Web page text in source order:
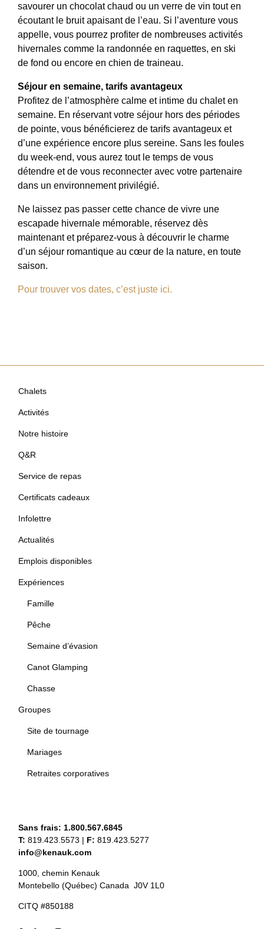
savourer un chocolat chaud ou un verre de vin tout en
écoutant le bruit apaisant de l’eau. Si l’aventure vous
appelle, vous pourrez profiter de nombreuses activités
hivernales comme la randonnée en raquettes, en ski
de fond ou encore en chien de traineau.
Séjour en semaine, tarifs avantageux
Profitez de l’atmosphère calme et intime du chalet en
semaine. En réservant votre séjour hors des périodes
de pointe, vous bénéficierez de tarifs avantageux et
d’une expérience encore plus sereine. Sans les foules
du week-end, vous aurez tout le temps de vous
détendre et de vous reconnecter avec votre partenaire
dans un environnement privilégié.
Ne laissez pas passer cette chance de vivre une
escapade hivernale mémorable, réservez dès
maintenant et préparez-vous à découvrir le charme
d’un séjour romantique au cœur de la nature, en toute
saison.
Pour trouver vos dates, c’est juste ici.
Chalets
Activités
Notre histoire
Q&R
Service de repas
Certificats cadeaux
Infolettre
Actualités
Emplois disponibles
Expériences
Famille
Pêche
Semaine d’évasion
Canot Glamping
Chasse
Groupes
Site de tournage
Mariages
Retraites corporatives
Sans frais: 1.800.567.6845
T: 819.423.5573 | F: 819.423.5277
info@kenauk.com
1000, chemin Kenauk
Montebello (Québec) Canada J0V 1L0
CITQ #850188